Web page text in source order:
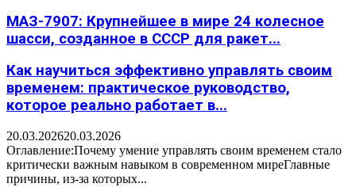
МАЗ-7907: Крупнейшее в мире 24 колесное
шасси, созданное в СССР для ракет...
Как научиться эффективно управлять своим
временем: практическое руководство,
которое реально работает в...
20.03.202620.03.2026
Оглавление:Почему умение управлять своим временем стало
критически важным навыком в современном миреГлавные
причины, из-за которых...